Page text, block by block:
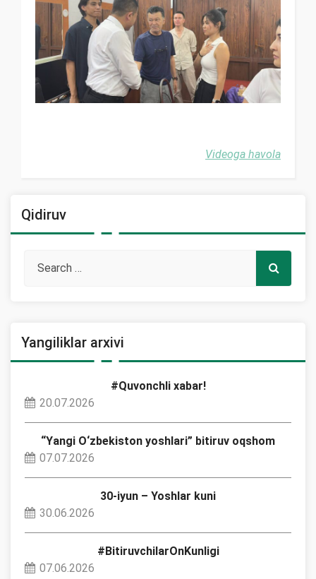
Videoga havola
Qidiruv
Yangiliklar arxivi
#Quvonchli xabar!
20.07.2026
“Yangi O‘zbekiston yoshlari” bitiruv oqshom
07.07.2026
30-iyun – Yoshlar kuni
30.06.2026
#BitiruvchilarOnKunligi
07.06.2026